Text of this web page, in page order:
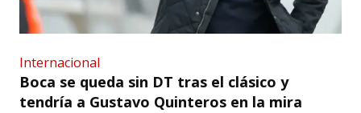
Internacional
Boca se queda sin DT tras el clásico y
tendría a Gustavo Quinteros en la mira